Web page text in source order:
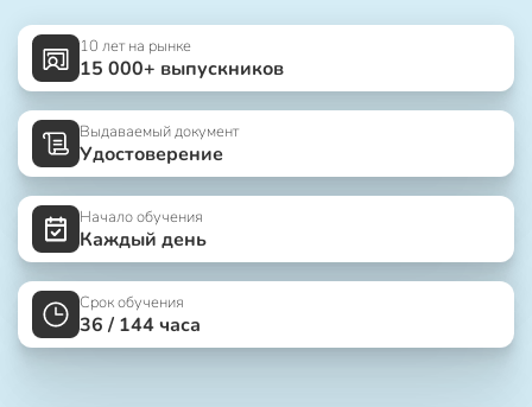
10 лет на рынке
15 000+ выпускников
Выдаваемый документ
Удостоверение
Начало обучения
Каждый день
Срок обучения
36 / 144 часа